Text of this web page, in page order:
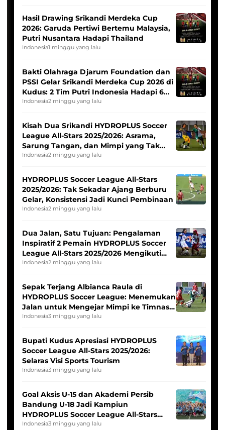
Hasil Drawing Srikandi Merdeka Cup
2026: Garuda Pertiwi Bertemu Malaysia,
Putri Nusantara Hadapi Thailand
Indonesia1 minggu yang lalu
Bakti Olahraga Djarum Foundation dan
PSSI Gelar Srikandi Merdeka Cup 2026 di
Kudus: 2 Tim Putri Indonesia Hadapi 6
Tim Asia
Indonesia2 minggu yang lalu
Kisah Dua Srikandi HYDROPLUS Soccer
League All-Stars 2025/2026: Asrama,
Sarung Tangan, dan Mimpi yang Tak
Pernah Padam
Indonesia2 minggu yang lalu
HYDROPLUS Soccer League All-Stars
2025/2026: Tak Sekadar Ajang Berburu
Gelar, Konsistensi Jadi Kunci Pembinaan
Indonesia2 minggu yang lalu
Dua Jalan, Satu Tujuan: Pengalaman
Inspiratif 2 Pemain HYDROPLUS Soccer
League All-Stars 2025/2026 Mengikuti
Seleksi Timnas Indonesia Putri
Indonesia2 minggu yang lalu
Sepak Terjang Albianca Raula di
HYDROPLUS Soccer League: Menemukan
Jalan untuk Mengejar Mimpi ke Timnas
Indonesia Putri
Indonesia3 minggu yang lalu
Bupati Kudus Apresiasi HYDROPLUS
Soccer League All-Stars 2025/2026:
Selaras Visi Sports Tourism
Indonesia3 minggu yang lalu
Goal Aksis U-15 dan Akademi Persib
Bandung U-18 Jadi Kampiun
HYDROPLUS Soccer League All-Stars
2025/2026
Indonesia3 minggu yang lalu